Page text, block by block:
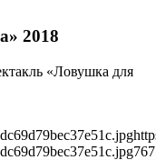
2018
«Ловушка для
767